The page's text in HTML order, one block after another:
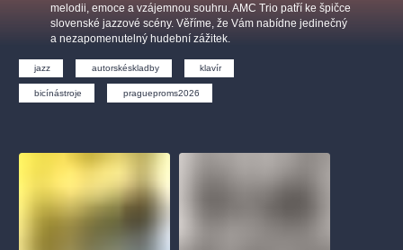
melodii, emoce a vzájemnou souhru. AMC Trio patří ke špičce
slovenské jazzové scény. Věříme, že Vám nabídne jedinečný
a nezapomenutelný hudební zážitek.
jazz autorskéskladby klavír
bicínástroje pragueproms2026
Nejnavštěvovanější
filmováhudba státníopera